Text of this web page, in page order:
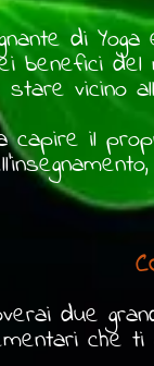
di
benefici del
stare vicino
capire il
due
che ti